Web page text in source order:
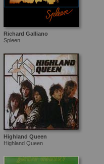
Richard Galliano
Spleen
Highland Queen
Highland Queen